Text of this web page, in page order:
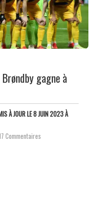
gagne à
À JOUR LE 8 JUIN 2023 À
Commentaires